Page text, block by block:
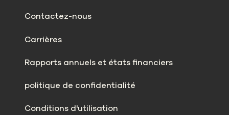
Contactez-nous
Carrières
Rapports annuels et états financiers
politique de confidentialité
Conditions d'utilisation